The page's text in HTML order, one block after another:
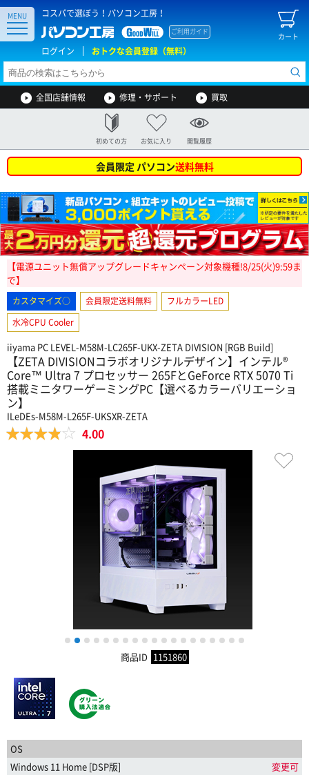
コスパで選ぼう！パソコン工房！
カート
ご利用ガイド
ログイン おトクな会員登録（無料）
MENU
全国店舗情報 修理・サポート 買取
初めての方 お気に入り 閲覧履歴
会員限定 パソコン送料無料
【電源ユニット無償アップグレードキャンペーン対象機種!8/25(火)9:59ま
で】
カスタマイズ○ 会員限定送料無料
フルカラーLED
水冷CPU Cooler
iiyama PC LEVEL-M58M-LC265F-UKX-ZETA DIVISION [RGB Build]
【ZETA DIVISIONコラボオリジナルデザイン】インテル®
Core™ Ultra 7 プロセッサー 265FとGeForce RTX 5070 Ti
搭載ミニタワーゲーミングPC【選べるカラーバリエーショ
ン】
ILeDEs-M58M-L265F-UKSXR-ZETA
4.00
1 2 3 4 5 6 7 8 9 10 11 12 13 14 15 16 17 18
商品ID 1151860
OS
Windows 11 Home [DSP版]
変更可